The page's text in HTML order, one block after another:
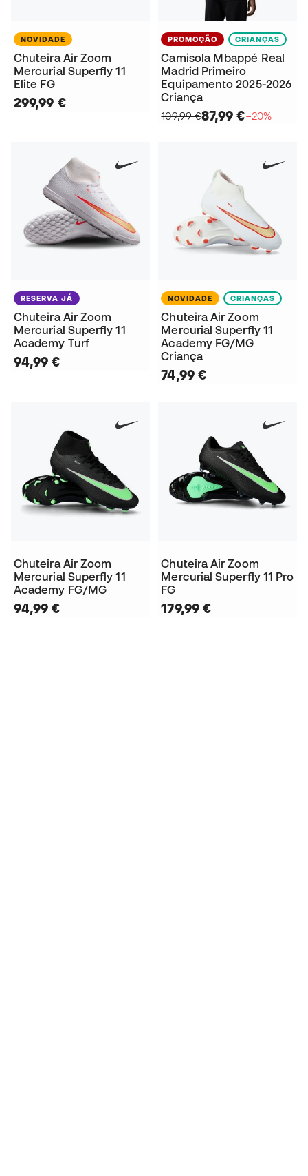
NOVIDADE
Chuteira Air Zoom
Mercurial Superfly 11
Elite FG
299,99 €
PROMOÇÃO CRIANÇAS
Camisola Mbappé Real
Madrid Primeiro
Equipamento 2025-2026
Criança
109,99 €87,99 €−20%
RESERVA JÁ
Chuteira Air Zoom
Mercurial Superfly 11
Academy Turf
94,99 €
NOVIDADE CRIANÇAS
Chuteira Air Zoom
Mercurial Superfly 11
Academy FG/MG
Criança
74,99 €
Chuteira Air Zoom
Mercurial Superfly 11
Academy FG/MG
94,99 €
Chuteira Air Zoom
Mercurial Superfly 11 Pro
FG
179,99 €